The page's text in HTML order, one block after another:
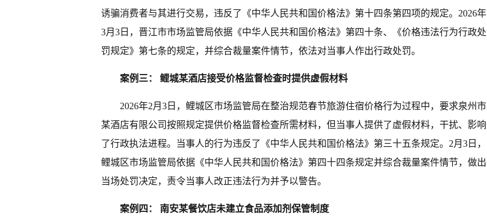
诱骗消费者与其进行交易，违反了《中华人民共和国价格法》第十四条第四项的规定。2026年
3月3日，晋江市市场监管局依据《中华人民共和国价格法》第四十条、《价格违法行为行政处
罚规定》第七条的规定，并综合裁量案件情节，依法对当事人作出行政处罚。
案例三： 鲤城某酒店接受价格监督检查时提供虚假材料
2026年2月3日，鲤城区市场监管局在整治规范春节旅游住宿价格行为过程中，要求泉州市
某酒店有限公司按照规定提供价格监督检查所需材料，但当事人提供了虚假材料，干扰、影响
了行政执法进程。当事人的行为违反了《中华人民共和国价格法》第三十五条规定。2月3日，
鲤城区市场监管局依据《中华人民共和国价格法》第四十四条规定并综合裁量案件情节，做出
当场处罚决定，责令当事人改正违法行为并予以警告。
案例四： 南安某餐饮店未建立食品添加剂保管制度